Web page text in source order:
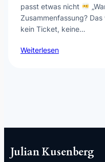
passt etwas nicht
Zusammenfassung? Das
kein Ticket, keine…
Weiterlesen
Julian Kusenberg